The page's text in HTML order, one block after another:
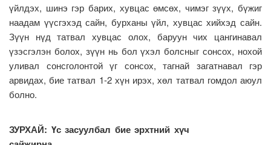
үйлдэх, шинэ гэр барих, хувцас өмсөх, чимэг зүүх, бүжиг
наадам үүсгэхэд сайн, бурханы үйл, хувцас хийхэд сайн.
Зүүн нүд татвал хувцас олох, баруун чих цангинавал
үзэсгэлэн болох, зүүн нь бол үхэл болсныг сонсох, нохой
уливал сонсголонтой үг сонсох, тагнай загатнавал гэр
арвидах, бие татвал 1-2 хүн ирэх, хөл татвал гомдол аюул
болно.
ЗУРХАЙ: Үс засуулбал бие эрхтний хүч